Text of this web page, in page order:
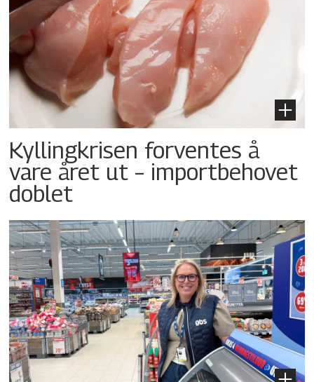
Kyllingkrisen forventes å
vare året ut – importbehovet
doblet